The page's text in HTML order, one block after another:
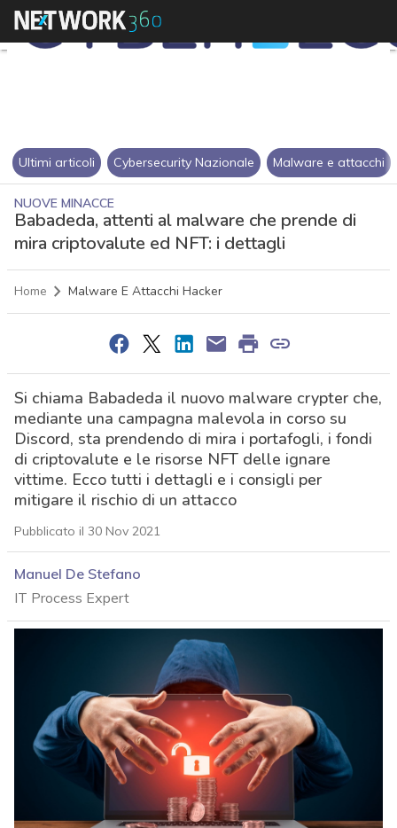
Ultimi articoli Cybersecurity Nazionale Malware e attacchi
NUOVE MINACCE
Babadeda, attenti al malware che prende di
mira criptovalute ed NFT: i dettagli
Home Malware E Attacchi Hacker
Si chiama Babadeda il nuovo malware crypter che,
mediante una campagna malevola in corso su
Discord, sta prendendo di mira i portafogli, i fondi
di criptovalute e le risorse NFT delle ignare
vittime. Ecco tutti i dettagli e i consigli per
mitigare il rischio di un attacco
Pubblicato il 30 Nov 2021
Manuel De Stefano
IT Process Expert